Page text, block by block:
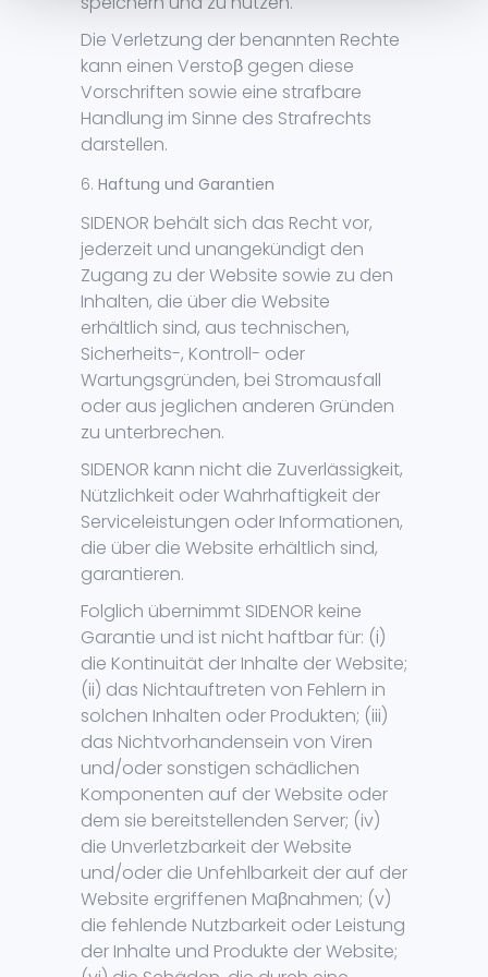
Die Verletzung der benannten Rechte
kann einen Verstoβ gegen diese
Vorschriften sowie eine strafbare
Handlung im Sinne des Strafrechts
darstellen.
Haftung und Garantien
SIDENOR behält sich das Recht vor,
jederzeit und unangekündigt den
Zugang zu der Website sowie zu den
Inhalten, die über die Website
erhältlich sind, aus technischen,
Sicherheits-, Kontroll- oder
Wartungsgründen, bei Stromausfall
oder aus jeglichen anderen Gründen
zu unterbrechen.
SIDENOR kann nicht die Zuverlässigkeit,
Nützlichkeit oder Wahrhaftigkeit der
Serviceleistungen oder Informationen,
die über die Website erhältlich sind,
garantieren.
Folglich übernimmt SIDENOR keine
Garantie und ist nicht haftbar für: (i)
die Kontinuität der Inhalte der Website;
(ii) das Nichtauftreten von Fehlern in
solchen Inhalten oder Produkten; (iii)
das Nichtvorhandensein von Viren
und/oder sonstigen schädlichen
Komponenten auf der Website oder
dem sie bereitstellenden Server; (iv)
die Unverletzbarkeit der Website
und/oder die Unfehlbarkeit der auf der
Website ergriffenen Maβnahmen; (v)
die fehlende Nutzbarkeit oder Leistung
der Inhalte und Produkte der Website;